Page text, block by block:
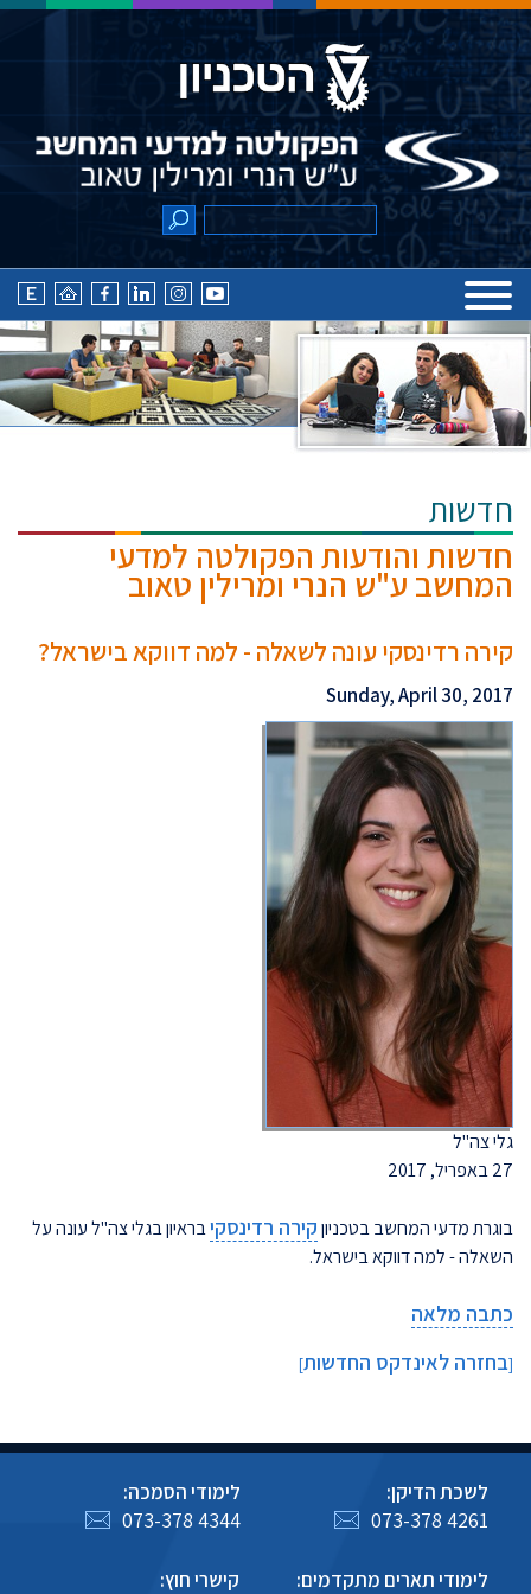
חדשות
חדשות והודעות הפקולטה למדעי
המחשב ע"ש הנרי ומרילין טאוב
קירה רדינסקי עונה לשאלה - למה דווקא בישראל?
Sunday, April 30, 2017
גלי צה"ל
27 באפריל, 2017
בוגרת מדעי המחשב בטכניוןקירה רדינסקיבראיון בגלי צה"ל עונה על
השאלה - למה דווקא בישראל.
כתבה מלאה
[בחזרה לאינדקס החדשות]
לשכת הדיקן:
073-378 4261
לימודי הסמכה:
073-378 4344
לימודי תארים מתקדמים: קישרי חוץ: